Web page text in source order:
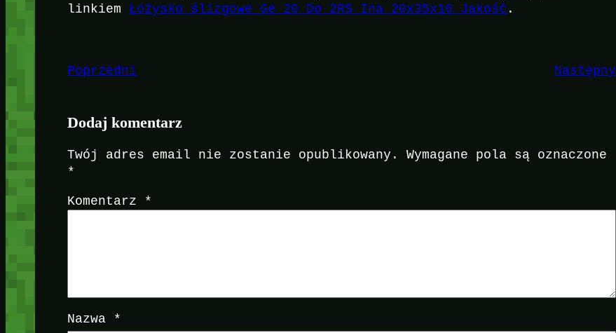
linkiemŁożysko ślizgowe Ge 20 Do 2RS Ina 20x35x16 Jakość .
Poprzedni Następny
Dodaj komentarz
Twój adres email nie zostanie opublikowany.
Wymagane pola są oznaczone
*
Komentarz *
Nazwa *